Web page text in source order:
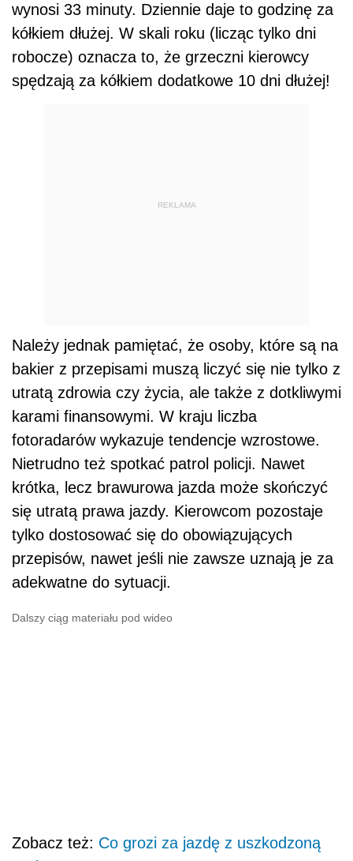
wynosi 33 minuty. Dziennie daje to godzinę za
kółkiem dłużej. W skali roku (licząc tylko dni
robocze) oznacza to, że grzeczni kierowcy
spędzają za kółkiem dodatkowe 10 dni dłużej!
REKLAMA
Należy jednak pamiętać, że osoby, które są na
bakier z przepisami muszą liczyć się nie tylko z
utratą zdrowia czy życia, ale także z dotkliwymi
karami finansowymi. W kraju liczba
fotoradarów wykazuje tendencje wzrostowe.
Nietrudno też spotkać patrol policji. Nawet
krótka, lecz brawurowa jazda może skończyć
się utratą prawa jazdy. Kierowcom pozostaje
tylko dostosować się do obowiązujących
przepisów, nawet jeśli nie zawsze uznają je za
adekwatne do sytuacji.
Dalszy ciąg materiału pod wideo
Zobacz też: Co grozi za jazdę z uszkodzoną